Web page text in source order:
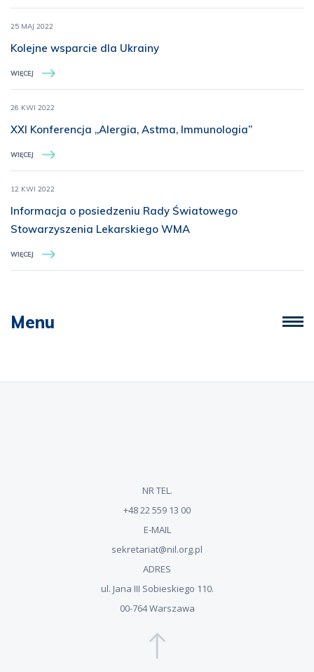
25 MAJ 2022
Kolejne wsparcie dla Ukrainy
WIĘCEJ
26 KWI 2022
XXI Konferencja „Alergia, Astma, Immunologia”
WIĘCEJ
12 KWI 2022
Informacja o posiedzeniu Rady Światowego
Stowarzyszenia Lekarskiego WMA
WIĘCEJ
Menu
NR TEL.
+48 22 559 13 00
E-MAIL
sekretariat@nil.org.pl
ADRES
ul. Jana III Sobieskiego 110.
00-764 Warszawa